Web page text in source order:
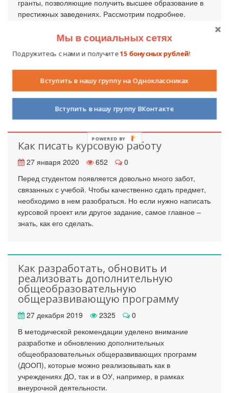
гранты, позволяющие получить высшее образование в
престижных заведениях. Рассмотрим подробнее.
Как писать курсовую работу
27 января 2020 652
0
Перед студентом появляется довольно много забот,
связанных с учебой. Чтобы качественно сдать предмет,
необходимо в нем разобраться. Но если нужно написать
курсовой проект или другое задание, самое главное –
знать, как его сделать.
Как разработать, обновить и
реализовать дополнительную
общеобразовательную
общеразвивающую программу
27 декабря 2019 2325
0
В методической рекомендации уделено внимание
разработке и обновлению дополнительных
общеобразовательных общеразвивающих программ
(ДООП), которые можно реализовывать как в
учреждениях ДО, так и в ОУ, например, в рамках
внеурочной деятельности.
Мы в социальных сетях
Подружитесь с нами и получите15 бонусных рублей!
Вступить в нашу группу на Одноклассниках
Вступить в нашу группу ВКонтакте
POWERED BY